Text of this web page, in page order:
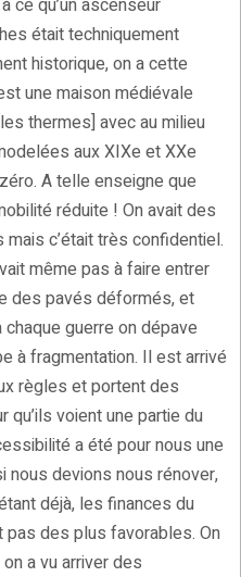
ce qu’un ascenseur
était techniquement
historique, on a cette
une maison médiévale
thermes] avec au milieu
aux XIXe et XXe
A telle enseigne que
réduite ! On avait des
c’était très confidentiel.
même pas à faire entrer
des pavés déformés, et
chaque guerre on dépave
à fragmentation. Il est arrivé
règles et portent des
voient une partie du
a été pour nous une
nous devions nous rénover,
déjà, les finances du
pas des plus favorables. On
a vu arriver des